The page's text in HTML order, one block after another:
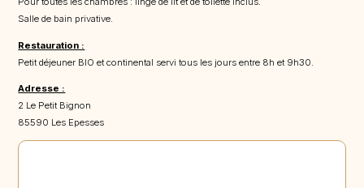
Salle de bain privative.
Restauration :
Petit déjeuner BIO et continental servi tous les jours entre 8h et 9h30.
Adresse :
2 Le Petit Bignon
85590 Les Epesses